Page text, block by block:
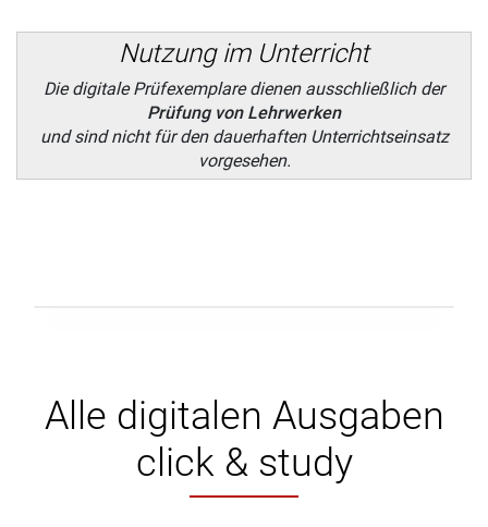
Nutzung im Unterricht
Die digitale Prüfexemplare dienen ausschließlich der
Prüfung von Lehrwerken
und sind nicht für den dauerhaften Unterrichtseinsatz
vorgesehen.
Alle digitalen Ausgaben
click & study